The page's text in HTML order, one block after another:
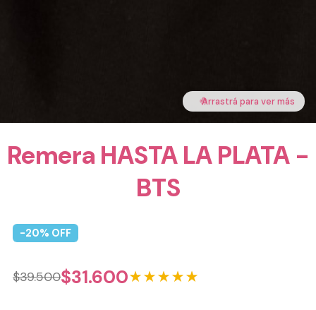
🤚Arrastrá para ver más
Remera HASTA LA PLATA -
BTS
-20% OFF
$39.500$31.600★★★★★